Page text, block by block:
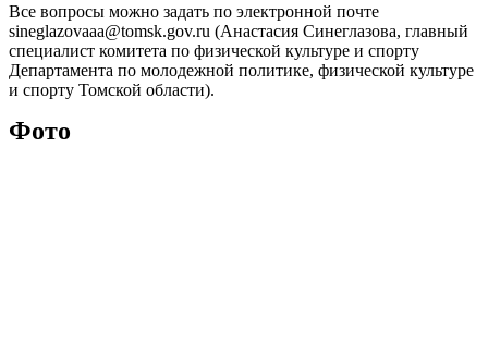
Все вопросы можно задать по электронной почте
sineglazovaaa@tomsk.gov.ru (Анастасия Синеглазова, главный
специалист комитета по физической культуре и спорту
Департамента по молодежной политике, физической культуре
и спорту Томской области).
Фото